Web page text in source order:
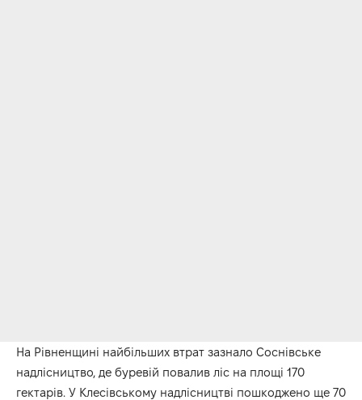
На Рівненщині найбільших втрат зазнало Соснівське
надлісництво, де буревій повалив ліс на площі 170
гектарів. У Клесівському надлісництві пошкоджено ще 70